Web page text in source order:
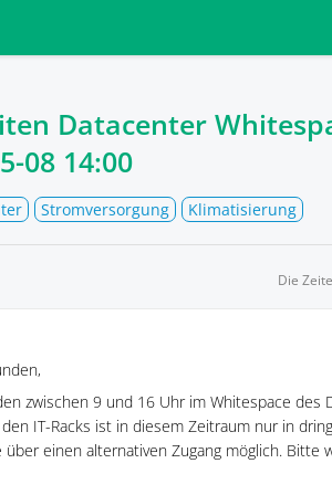
Datacenter
08 14:00
Stromversorgung Klimatisierung
Die
zwischen 9 und 16 Uhr im Whitespace des
IT-Racks ist in diesem Zeitraum nur in
einen alternativen Zugang möglich. Bitte